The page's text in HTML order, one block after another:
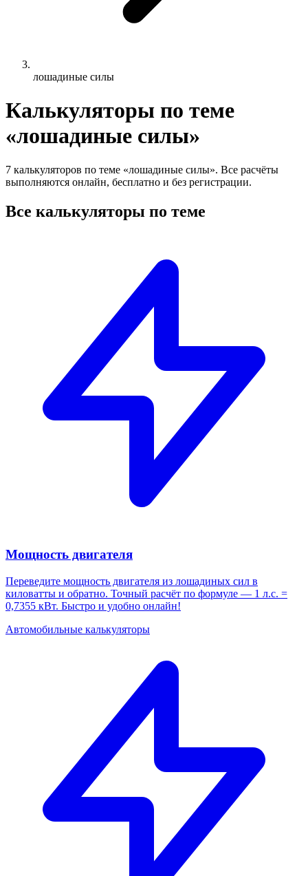
лошадиные силы
Калькуляторы по теме
«лошадиные силы»
7 калькуляторов по теме «лошадиные силы». Все расчёты
выполняются онлайн, бесплатно и без регистрации.
Все калькуляторы по теме
Мощность двигателя
Переведите мощность двигателя из лошадиных сил в
киловатты и обратно. Точный расчёт по формуле — 1 л.с. =
0,7355 кВт. Быстро и удобно онлайн!
Автомобильные калькуляторы